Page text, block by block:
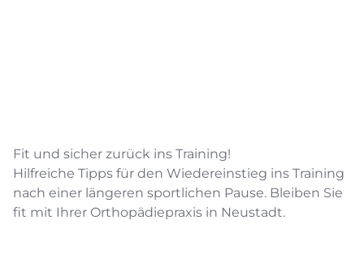
Fit und sicher zurück ins Training!
Hilfreiche Tipps für den Wiedereinstieg ins Training
nach einer längeren sportlichen Pause. Bleiben Sie
fit mit Ihrer Orthopädiepraxis in Neustadt.